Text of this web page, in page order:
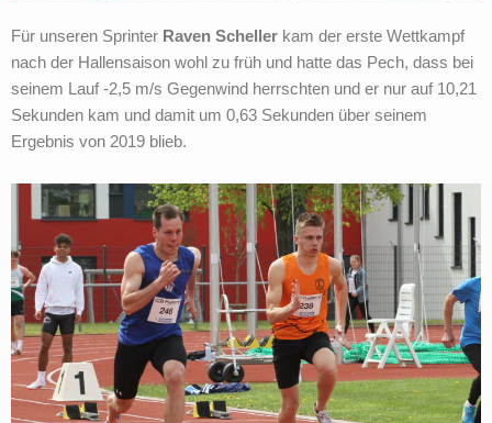
Für unseren Sprinter Raven Scheller kam der erste Wettkampf
nach der Hallensaison wohl zu früh und hatte das Pech, dass bei
seinem Lauf -2,5 m/s Gegenwind herrschten und er nur auf 10,21
Sekunden kam und damit um 0,63 Sekunden über seinem
Ergebnis von 2019 blieb.